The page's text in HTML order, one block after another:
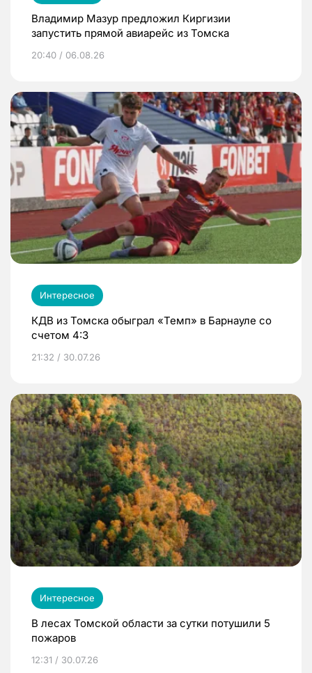
Владимир Мазур предложил Киргизии
запустить прямой авиарейс из Томска
20:40 / 06.08.26
Интересное
КДВ из Томска обыграл «Темп» в Барнауле со
счетом 4:3
21:32 / 30.07.26
Интересное
В лесах Томской области за сутки потушили 5
пожаров
12:31 / 30.07.26